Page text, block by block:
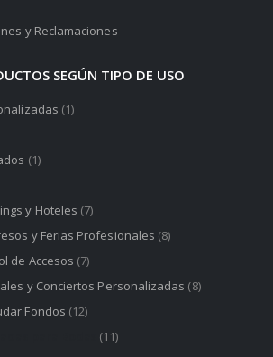
y Reclamaciones
SEGÚN TIPO DE USO
(1)
(1)
y Hoteles (7)
y Ferias Profesionales (8)
de Accesos (7)
y Conciertos Personalizadas (8)
Fondos (12)
(11)